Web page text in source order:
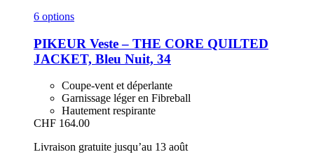
6 options
PIKEUR Veste – THE CORE QUILTED
JACKET, Bleu Nuit, 34
Coupe-vent et déperlante
Garnissage léger en Fibreball
Hautement respirante
CHF 164.00
Livraison gratuite jusqu’au 13 août